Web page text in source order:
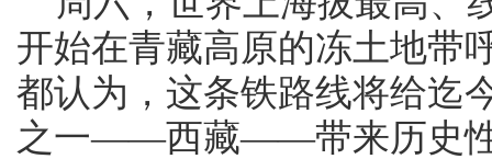
开始在青藏高原的冻土地带
都认为，这条铁路线将给迄
之一——西藏——带来历史性